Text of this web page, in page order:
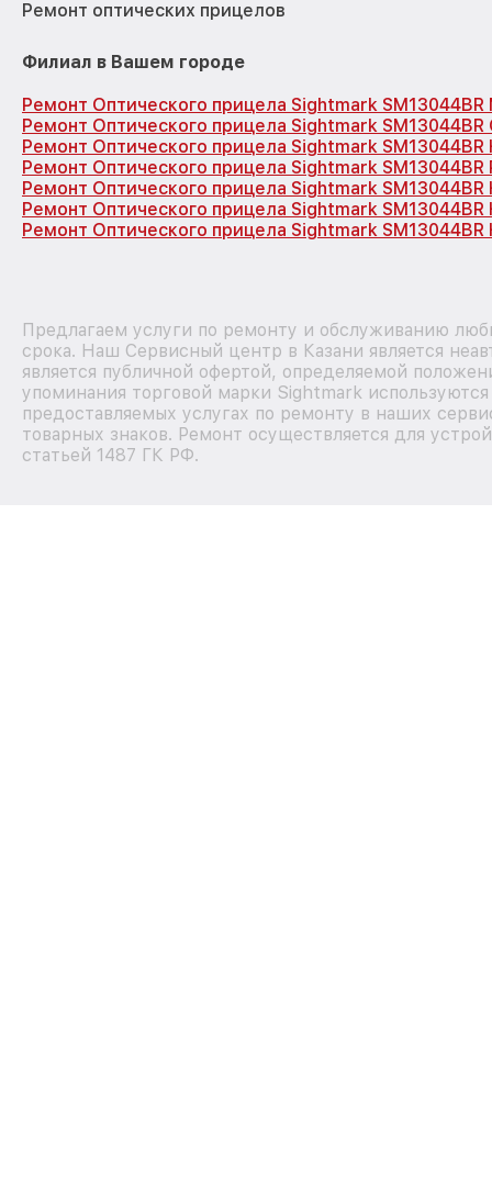
Ремонт оптических прицелов
Филиал в Вашем городе
Ремонт Оптического прицела Sightmark SM13044BR
Ремонт Оптического прицела Sightmark
Ремонт Оптического прицела Sightmark SM13044BR
Ремонт Оптического прицела Sightmark
Ремонт Оптического прицела Sightmark
Ремонт Оптического прицела Sightmark
Ремонт Оптического прицела Sightmark SM13044BR
Предлагаем услуги по ремонту и обслуживанию
срока. Наш Сервисный центр в Казани является
является публичной офертой, определяемой
упоминания торговой марки Sightmark
предоставляемых услугах по ремонту в наших
товарных знаков. Ремонт осуществляется для
статьей 1487 ГК РФ.